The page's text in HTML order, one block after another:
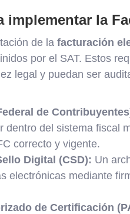
implementar la
de la facturación
por el SAT. Estos
legal y puedan ser
de
dentro del sistema fiscal
correcto y vigente.
Digital (CSD): Un
electrónicas mediante
de Certificación